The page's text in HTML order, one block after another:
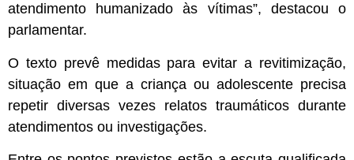
atendimento humanizado às vítimas”, destacou o
parlamentar.
O texto prevê medidas para evitar a revitimização,
situação em que a criança ou adolescente precisa
repetir diversas vezes relatos traumáticos durante
atendimentos ou investigações.